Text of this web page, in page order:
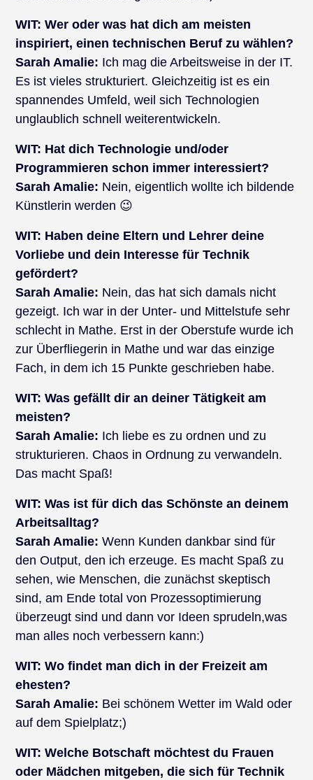
WIT: Wer oder was hat dich am meisten
inspiriert, einen technischen Beruf zu wählen?
Sarah Amalie: Ich mag die Arbeitsweise in der IT.
Es ist vieles strukturiert. Gleichzeitig ist es ein
spannendes Umfeld, weil sich Technologien
unglaublich schnell weiterentwickeln.
WIT: Hat dich Technologie und/oder
Programmieren schon immer interessiert?
Sarah Amalie: Nein, eigentlich wollte ich bildende
Künstlerin werden 😉
WIT: Haben deine Eltern und Lehrer deine
Vorliebe und dein Interesse für Technik
gefördert?
Sarah Amalie: Nein, das hat sich damals nicht
gezeigt. Ich war in der Unter- und Mittelstufe sehr
schlecht in Mathe. Erst in der Oberstufe wurde ich
zur Überfliegerin in Mathe und war das einzige
Fach, in dem ich 15 Punkte geschrieben habe.
WIT: Was gefällt dir an deiner Tätigkeit am
meisten?
Sarah Amalie: Ich liebe es zu ordnen und zu
strukturieren. Chaos in Ordnung zu verwandeln.
Das macht Spaß!
WIT: Was ist für dich das Schönste an deinem
Arbeitsalltag?
Sarah Amalie: Wenn Kunden dankbar sind für
den Output, den ich erzeuge. Es macht Spaß zu
sehen, wie Menschen, die zunächst skeptisch
sind, am Ende total von Prozessoptimierung
überzeugt sind und dann vor Ideen sprudeln,was
man alles noch verbessern kann:)
WIT: Wo findet man dich in der Freizeit am
ehesten?
Sarah Amalie: Bei schönem Wetter im Wald oder
auf dem Spielplatz;)
WIT: Welche Botschaft möchtest du Frauen
oder Mädchen mitgeben, die sich für Technik